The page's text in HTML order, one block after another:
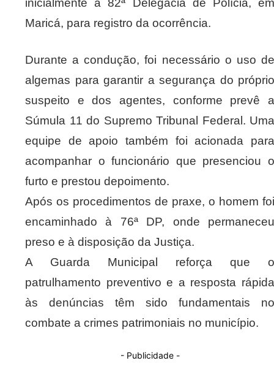
inicialmente à 82ª Delegacia de Polícia, em
Maricá, para registro da ocorrência.
Durante a condução, foi necessário o uso de
algemas para garantir a segurança do próprio
suspeito e dos agentes, conforme prevê a
Súmula 11 do Supremo Tribunal Federal. Uma
equipe de apoio também foi acionada para
acompanhar o funcionário que presenciou o
furto e prestou depoimento.
Após os procedimentos de praxe, o homem foi
encaminhado à 76ª DP, onde permaneceu
preso e à disposição da Justiça.
A Guarda Municipal reforça que o
patrulhamento preventivo e a resposta rápida
às denúncias têm sido fundamentais no
combate a crimes patrimoniais no município.
- Publicidade -